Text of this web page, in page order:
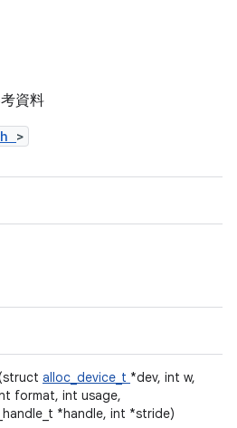
資料
>
alloc_device_t *dev, int w,
format, int usage,
*handle, int *stride)